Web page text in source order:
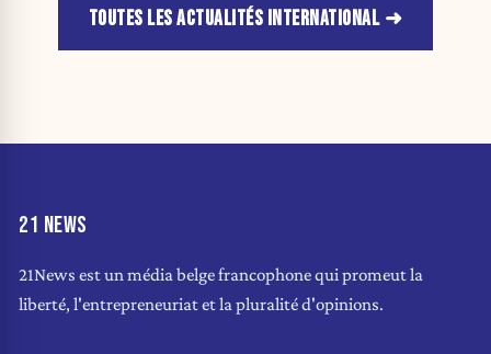
TOUTES LES ACTUALITÉS INTERNATIONAL
21 NEWS
21News est un média belge francophone qui promeut la
liberté, l'entrepreneuriat et la pluralité d'opinions.